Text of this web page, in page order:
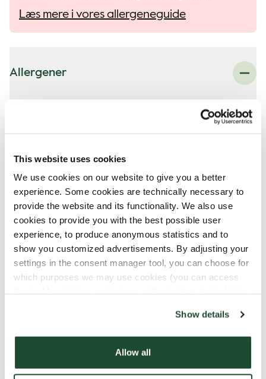
This website uses cookies
We use cookies on our website to give you a better
experience. Some cookies are technically necessary to
provide the website and its functionality. We also use
cookies to provide you with the best possible user
experience, to produce anonymous statistics and to
show you customized advertisements. By adjusting your
settings in the consent manager tool, you can choose for
which purposes we may use cookies (you can access
Show details
Allow all
Læs mere i vores allergeneguide
Allergener
hvede
Kan indholde spor af
æg
mandler
hasselnødder
Ingredienser